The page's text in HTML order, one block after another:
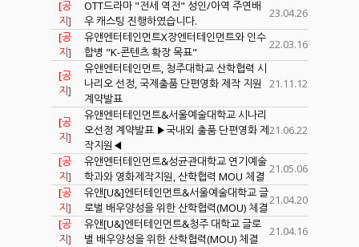
[공
지]
OTT드라마 "전세 역전" 성인/아역 주연배
우 캐스팅 진행하였습니다.
23.04.26
[공
지]
유앤엔터테인먼트X장엔터테인먼트와 인수
합병 "K-콘텐츠 확장 목표"
22.03.16
[공
지]
유앤엔터테인먼트, 청주대학교 산학협력 시
나리오 선정, 국제출품 단편영화 제작 지원
계약발표
21.11.12
[공
지]
유앤엔터테인먼트&서울예술대학교 시나리
오선정 계약발표 ▶국내외 출품 단편영화 제
작지원◀
21.06.22
[공
지]
유앤엔터테인먼트&성균관대학교 연기예술
학과와 영화제작지원, 산학협력 MOU 체결
21.05.06
[공
지]
유앤[U&]엔터테인먼트&서울예술대학교 글
로벌 배우양성을 위한 산학협력(MOU) 체결
21.04.20
[공
지]
유앤[U&]엔터테인먼트&청주 대학교 글로
벌 배우양성을 위한 산학협력(MOU) 체결
21.04.16